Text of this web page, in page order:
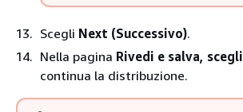
Scegli Next (Successivo).
Nella pagina Rivedi e salva, scegli
continua la distribuzione.